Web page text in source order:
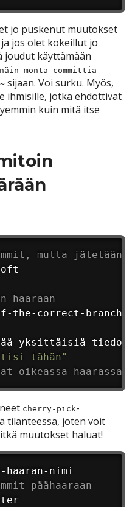
jo puskenut muutokset
jos olet kokeillut jo
joudut käyttämään
monta-committia-
sijaan. Voi surku. Myös,
ihmisille, jotka ehdottivat
kuin mitä itse
mutta jätetään
haaraan
the-correct-branch
yksittäisiä
tähän"
oikeassa haarassa
cherry-pick-
tilanteessa, joten voit
muutokset haluat!
päähaaraan